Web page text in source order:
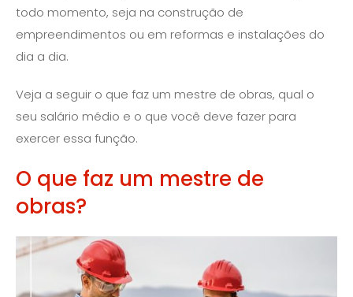
todo momento, seja na construção de
empreendimentos ou em reformas e instalações do
dia a dia.
Veja a seguir o que faz um mestre de obras, qual o
seu salário médio e o que você deve fazer para
exercer essa função.
O que faz um mestre de
obras?